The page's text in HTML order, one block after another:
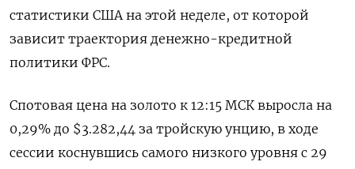
статистики США на этой неделе, от которой
зависит траектория денежно-кредитной
политики ФРС.
Спотовая цена на золото к 12:15 МСК выросла на
0,29% до $3.282,44​ за тройскую унцию, в ходе
сессии коснувшись самого низкого уровня с 29